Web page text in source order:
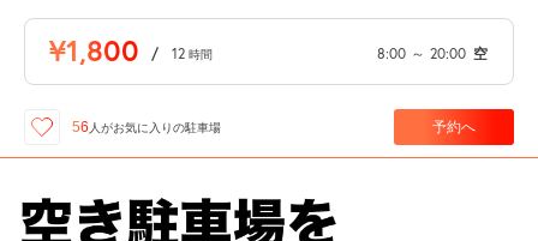
¥1,800 / 12 時間 8:00 ～ 20:00 空
56 人がお気に入りの駐車場 予約へ